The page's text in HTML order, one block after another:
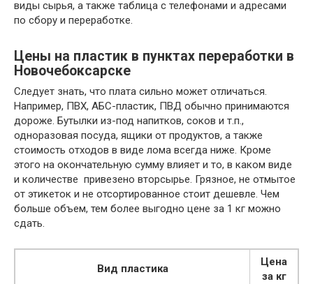
виды сырья, а также таблица с телефонами и адресами
по сбору и переработке.
Цены на пластик в пунктах переработки в
Новочебоксарске
Следует знать, что плата сильно может отличаться.
Например, ПВХ, АБС-пластик, ПВД обычно принимаются
дороже. Бутылки из-под напитков, соков и т.п.,
одноразовая посуда, ящики от продуктов, а также
стоимость отходов в виде лома всегда ниже. Кроме
этого на окончательную сумму влияет и то, в каком виде
и количестве привезено вторсырье. Грязное, не отмытое
от этикеток и не отсортированное стоит дешевле. Чем
больше объем, тем более выгодно цене за 1 кг можно
сдать.
Вид пластика
Цена
за кг